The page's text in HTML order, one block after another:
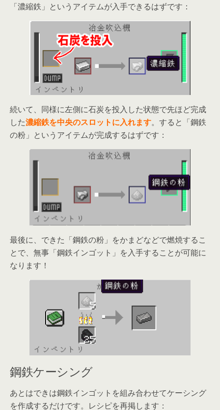
「濃縮鉄」というアイテムが入手できるはずです：
続いて、同様に左側に石炭を投入した状態で先ほど完成
した濃縮鉄を中央のスロットに入れます。すると「鋼鉄
の粉」というアイテムが完成するはずです：
最後に、できた「鋼鉄の粉」をかまどなどで燃焼するこ
とで、無事「鋼鉄インゴット」を入手することが可能に
なります！
鋼鉄ケーシング
あとはできは鋼鉄インゴットを組み合わせてケーシング
を作成するだけです。レシピを再掲します：